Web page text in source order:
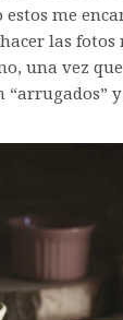
me
las
una vez
“arrugados”